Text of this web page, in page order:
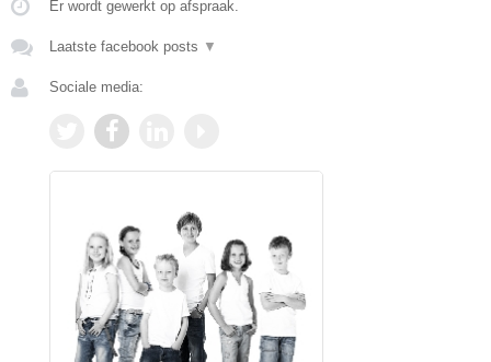
Er wordt gewerkt op afspraak.
Laatste facebook posts ▼
Sociale media: